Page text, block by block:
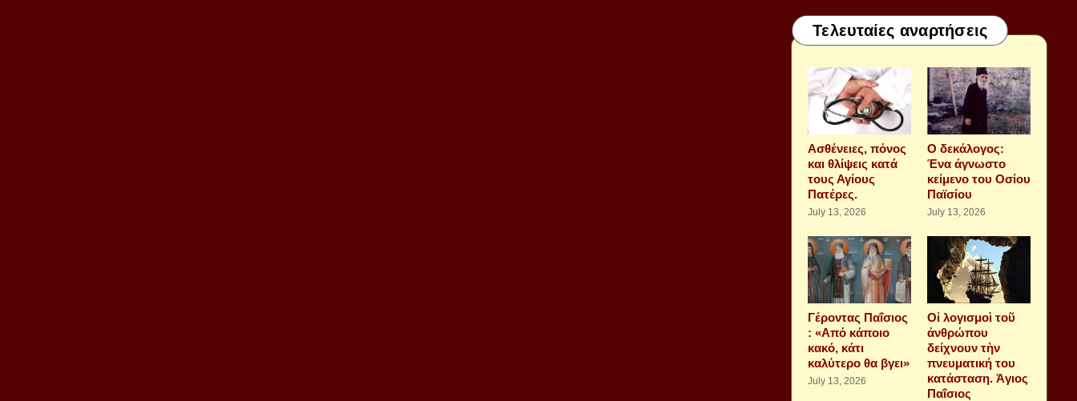
Τελευταίες αναρτήσεις
Aσθένειες, πόνος
και θλίψεις κατά
τους Αγίους
Πατέρες.
July 13, 2026
Ο δεκάλογος:
Ένα άγνωστο
κείμενο του Οσίου
Παϊσίου
July 13, 2026
Γέροντας Παΐσιος
: «Από κάποιο
κακό, κάτι
καλύτερο θα βγει»
July 13, 2026
Οἱ λογισμοὶ τοῦ
ἀνθρώπου
δείχνουν τὴν
πνευματική του
κατάσταση. Ἁγιος
Παΐσιος